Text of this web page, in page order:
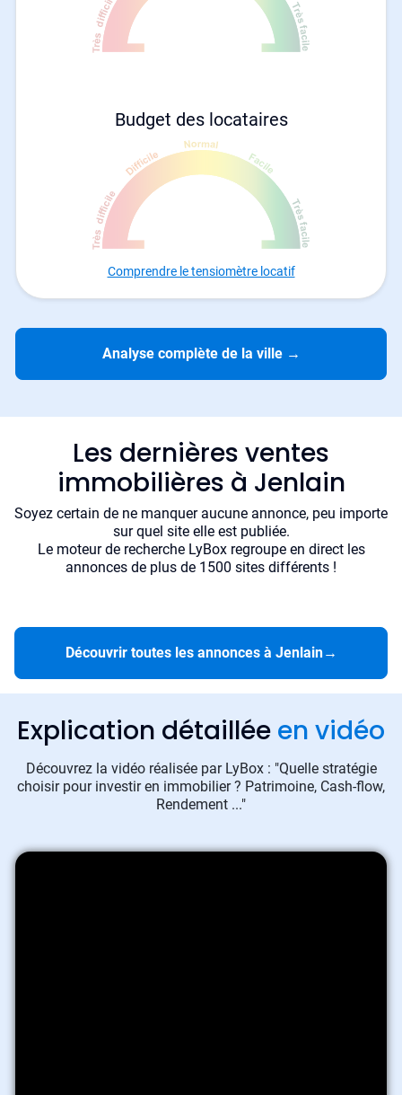
Budget des locataires
Comprendre le tensiomètre locatif
Analyse complète de la ville →
Les dernières ventes
immobilières à Jenlain
Soyez certain de ne manquer aucune annonce, peu importe
sur quel site elle est publiée.
Le moteur de recherche LyBox regroupe en direct les
annonces de plus de 1500 sites différents !
Découvrir toutes les annonces à Jenlain→
Explication détaillée en vidéo
Découvrez la vidéo réalisée par LyBox : "Quelle stratégie
choisir pour investir en immobilier ? Patrimoine, Cash-flow,
Rendement ..."